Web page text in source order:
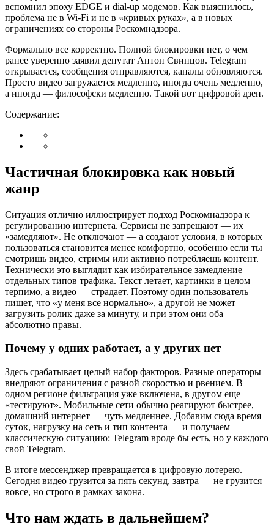
вспомнил эпоху EDGE и dial-up модемов. Как выяснилось,
проблема не в Wi-Fi и не в «кривых руках», а в новых
ограничениях со стороны Роскомнадзора.
Формально все корректно. Полной блокировки нет, о чем
ранее уверенно заявил депутат Антон Свинцов. Telegram
открывается, сообщения отправляются, каналы обновляются.
Просто видео загружается медленно, иногда очень медленно,
а иногда — философски медленно. Такой вот цифровой дзен.
Содержание:
Частичная блокировка как новый
жанр
Ситуация отлично иллюстрирует подход Роскомнадзора к
регулированию интернета. Сервисы не запрещают — их
«замедляют». Не отключают — а создают условия, в которых
пользоваться становится менее комфортно, особенно если ты
смотришь видео, стримы или активно потребляешь контент.
Технически это выглядит как избирательное замедление
отдельных типов трафика. Текст летает, картинки в целом
терпимо, а видео — страдает. Поэтому один пользователь
пишет, что «у меня все нормально», а другой не может
загрузить ролик даже за минуту, и при этом они оба
абсолютно правы.
Почему у одних работает, а у других нет
Здесь срабатывает целый набор факторов. Разные операторы
внедряют ограничения с разной скоростью и рвением. В
одном регионе фильтрация уже включена, в другом еще
«тестируют». Мобильные сети обычно реагируют быстрее,
домашний интернет — чуть медленнее. Добавим сюда время
суток, нагрузку на сеть и тип контента — и получаем
классическую ситуацию: Telegram вроде бы есть, но у каждого
свой Telegram.
В итоге мессенджер превращается в цифровую лотерею.
Сегодня видео грузится за пять секунд, завтра — не грузится
вовсе, но строго в рамках закона.
Что нам ждать в дальнейшем?